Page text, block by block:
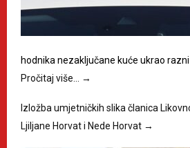
hodnika nezaključane kuće ukrao
Pročitaj više… →
Izložba umjetničkih slika članica
Ljiljane Horvat i Nede Horvat →